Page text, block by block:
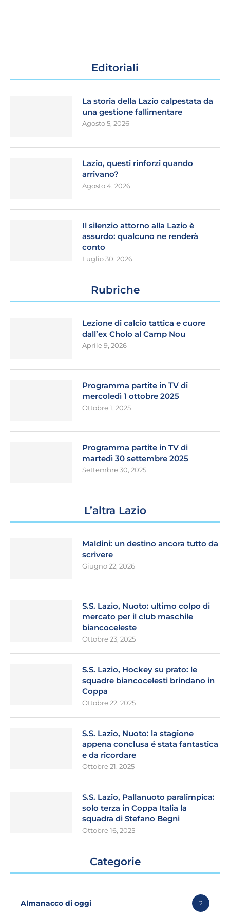
Editoriali
La storia della Lazio calpestata da
una gestione fallimentare
Agosto 5, 2026
Lazio, questi rinforzi quando
arrivano?
Agosto 4, 2026
Il silenzio attorno alla Lazio è
assurdo: qualcuno ne renderà
conto
Luglio 30, 2026
Rubriche
Lezione di calcio tattica e cuore
dall’ex Cholo al Camp Nou
Aprile 9, 2026
Programma partite in TV di
mercoledì 1 ottobre 2025
Ottobre 1, 2025
Programma partite in TV di
martedì 30 settembre 2025
Settembre 30, 2025
L’altra Lazio
Maldini: un destino ancora tutto da
scrivere
Giugno 22, 2026
S.S. Lazio, Nuoto: ultimo colpo di
mercato per il club maschile
biancoceleste
Ottobre 23, 2025
S.S. Lazio, Hockey su prato: le
squadre biancocelesti brindano in
Coppa
Ottobre 22, 2025
S.S. Lazio, Nuoto: la stagione
appena conclusa é stata fantastica
e da ricordare
Ottobre 21, 2025
S.S. Lazio, Pallanuoto paralimpica:
solo terza in Coppa Italia la
squadra di Stefano Begni
Ottobre 16, 2025
Categorie
Almanacco di oggi 2